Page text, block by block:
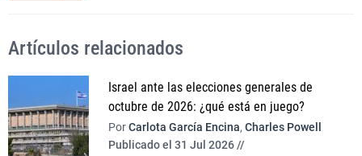
Artículos relacionados
Israel ante las elecciones generales de
octubre de 2026: ¿qué está en juego?
PorCarlota García Encina, Charles Powell
Publicado el 31 Jul 2026 //